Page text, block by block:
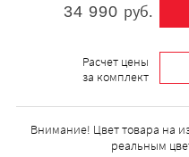
34 990 руб.
Расчет цены
за комплект
Внимание! Цвет товара на
реальным